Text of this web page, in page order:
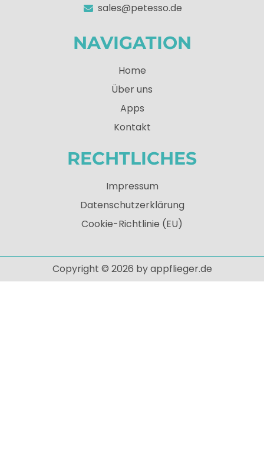
sales@petesso.de
NAVIGATION
Home
Über uns
Apps
Kontakt
RECHTLICHES
Impressum
Datenschutzerklärung
Cookie-Richtlinie (EU)
Copyright © 2026 by appflieger.de